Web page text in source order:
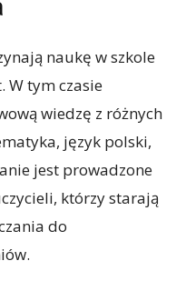
naukę w szkole
W tym czasie
wiedzę z różnych
język polski,
jest prowadzone
którzy starają
do